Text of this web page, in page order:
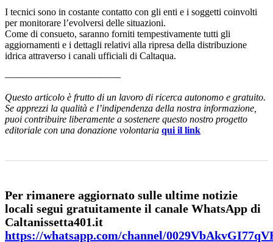
I tecnici sono in costante contatto con gli enti e i soggetti coinvolti
per monitorare l’evolversi delle situazioni.
Come di consueto, saranno forniti tempestivamente tutti gli
aggiornamenti e i dettagli relativi alla ripresa della distribuzione
idrica attraverso i canali ufficiali di Caltaqua.
—————————————–
Questo articolo è frutto di un lavoro di ricerca autonomo e gratuito.
Se apprezzi la qualità e l’indipendenza della nostra informazione,
puoi contribuire liberamente a sostenere questo nostro progetto
editoriale con una donazione volontaria qui il link
Per rimanere aggiornato sulle ultime notizie
locali segui gratuitamente il canale WhatsApp di
Caltanissetta401.it
https://whatsapp.com/channel/